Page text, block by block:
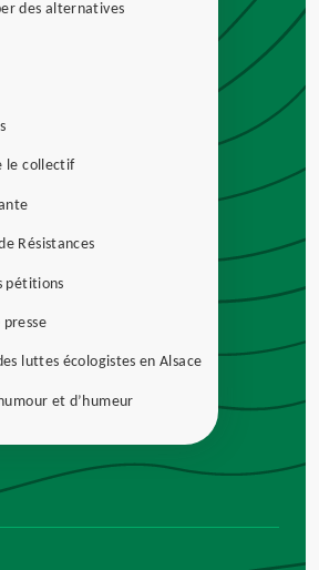
des alternatives
le collectif
Résistances
pétitions
presse
luttes écologistes en Alsace
et d’humeur